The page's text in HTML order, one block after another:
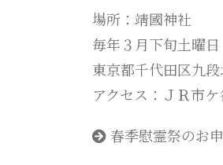
場所：靖國神社
毎年３月下旬土曜日
東京都千代田区九段
アクセス：ＪＲ市
春季慰霊祭のお